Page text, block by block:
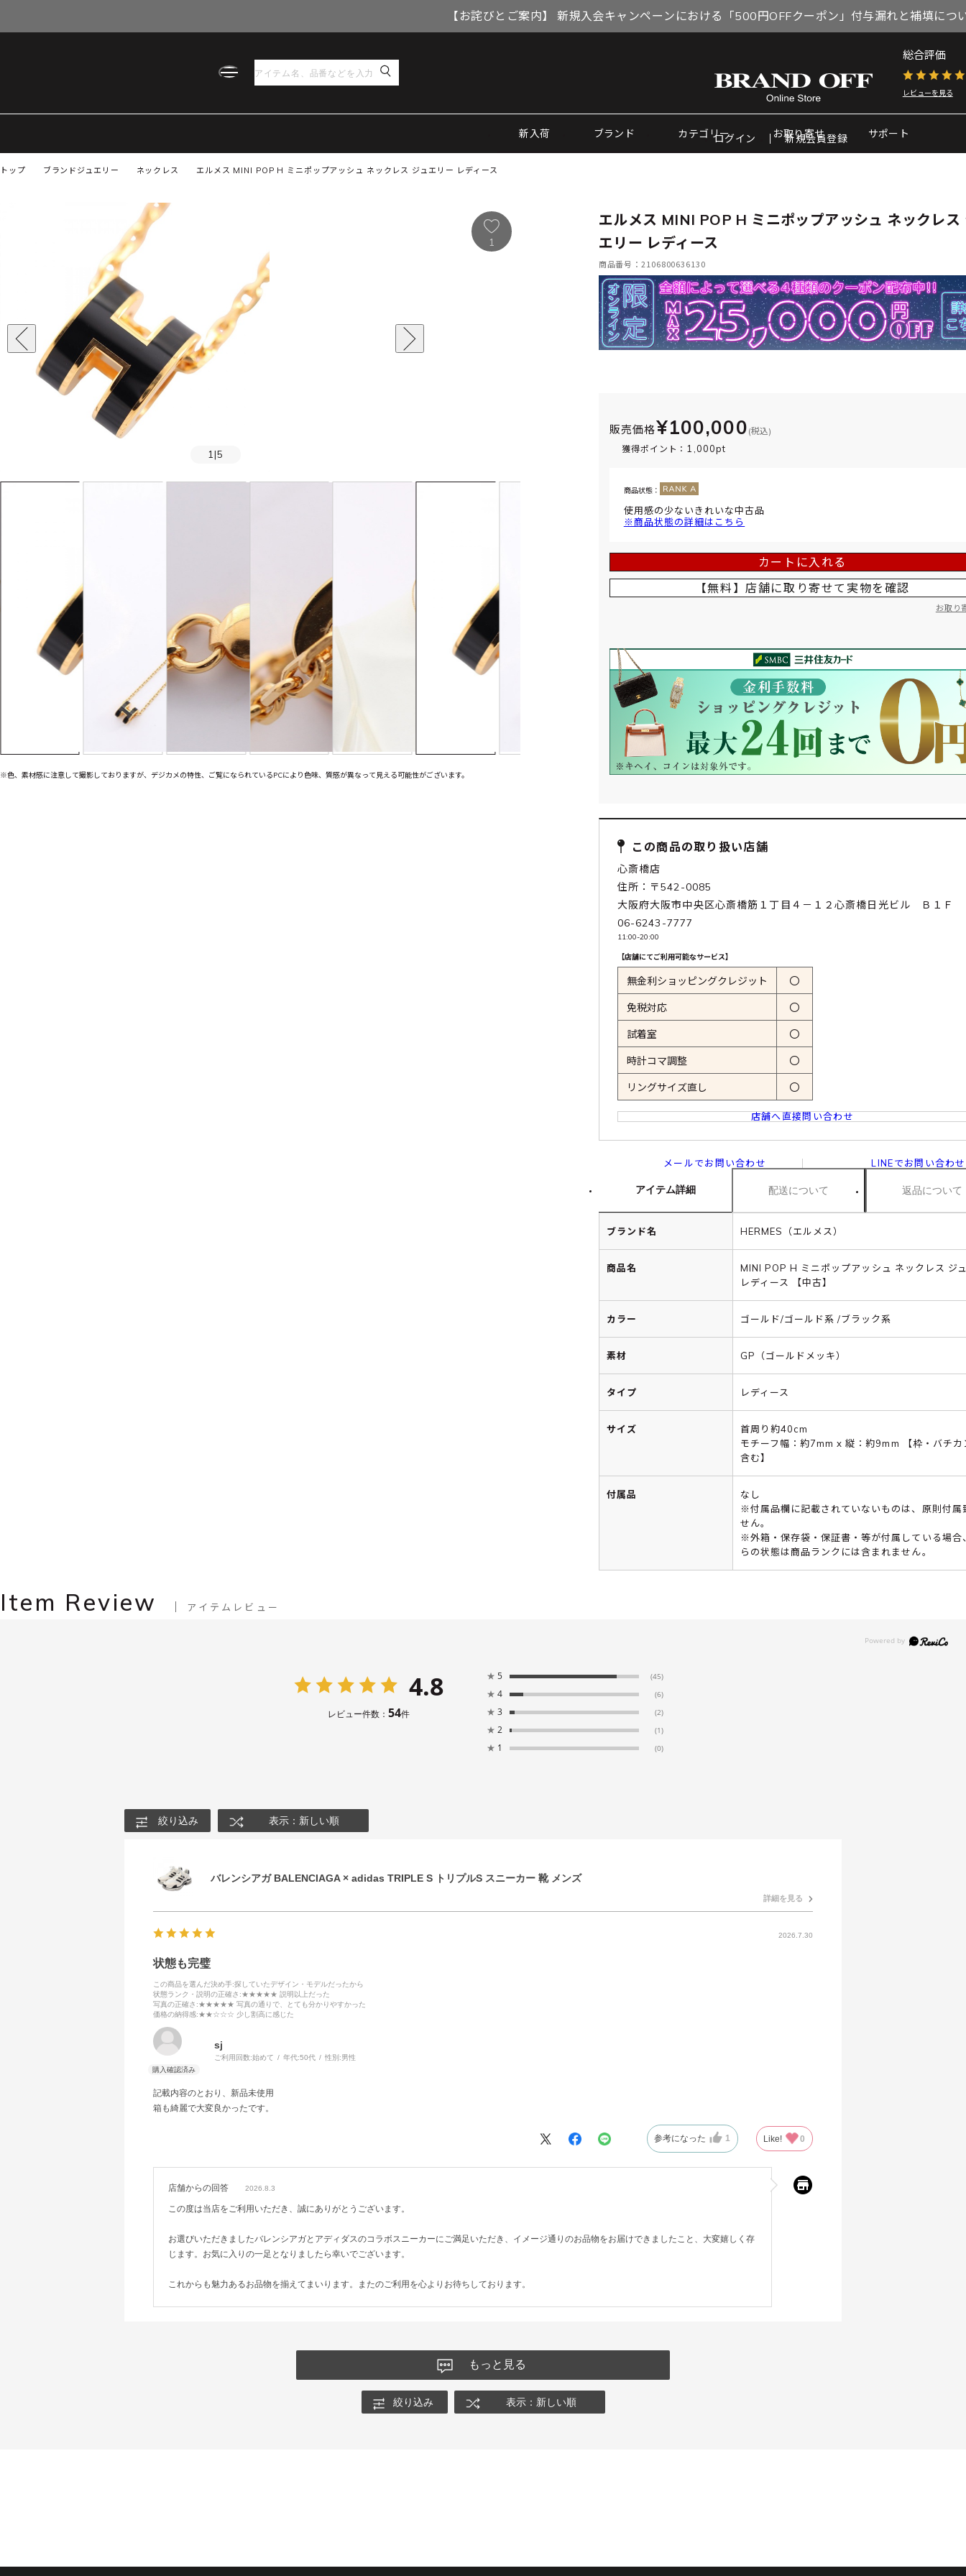
【お詫びとご案内】 新規入会キャンペーンにおける「500円OFFクーポン」付与漏れと補填につ
総合評価
レビューを見る
新入荷 ブランド カテゴリー お取り寄せ サポート
ログイン 新規会員登録
トップ エルメス MINI POP H ミニポップアッシュ ネックレス ジュエリー レディース
ブランドジュエリー ネックレス
1 |5
1
※色、素材感に注意して撮影しておりますが、デジカメの特性、ご覧になられているPCにより色味、質感が異なって見える可能性がございます。
エルメス MINI POP H ミニポップアッシュ ネックレス
エリー レディース
商品番号：2106800636130
販売価格¥100,000 (税込)
獲得ポイント： 1,000pt
商品状態：
使用感の少ないきれいな中古品
※商品状態の詳細はこちら
カートに入れる
【無料】店舗に取り寄せて 実物を確認
お取り
この商品の取り扱い店舗
心斎橋店
住所：〒542-0085
大阪府大阪市中央区心斎橋筋１丁目４－１２心斎橋日光ビル Ｂ１Ｆ
06-6243-7777
11:00-20:00
【店舗にてご利用可能なサービス】
無金利ショッピングクレジット 〇
免税対応 〇
試着室 〇
時計コマ調整 〇
リングサイズ直し 〇
店舗へ直接問い合わせ
メールでお問い合わせ LINEでお問い合わせ
アイテム詳細 配送について 返品について
ブランド名 HERMES（エルメス）
商品名
MINI POP H ミニポップアッシュ ネックレス ジ
レディース 【中古】
カラー ゴールド/ゴールド系 /ブラック系
素材 GP（ゴールドメッキ）
タイプ レディース
サイズ
首周り約40cm
モチーフ幅：約7mm x 縦：約9mm 【枠・バチカ
含む】
付属品
なし
※付属品欄に記載されていないものは、原則付属
せん。
※外箱・保存袋・保証書・等が付属している場合
らの状態は商品ランクには含まれません。
Item Review アイテムレビュー
4.8
レビュー件数： 54件
★ 5 (45)
★ 4 (6)
★ 3 (2)
★ 2 (1)
★ 1 (0)
絞り込み 表示：新しい順
バレンシアガ BALENCIAGA × adidas TRIPLE S トリプルS スニーカー 靴 メンズ
詳細を見る
2026.7.30
状態も完璧
この商品を選んだ決め手:探していたデザイン・モデルだったから
状態ランク・説明の正確さ :★★★★★ 説明以上だった
写真の正確さ :★★★★★ 写真の通りで、とても分かりやすかった
価格の納得感:★★☆☆☆ 少し割高に感じた
sj
ご利用回数:始めて 年代:50代 性別:男性
記載内容のとおり、新品未使用
箱も綺麗で大変良かったです。
参考になった 1 Like! 0
店舗からの回答 2026.8.3
この度は当店をご利用いただき、誠にありがとうございます。
お選びいただきましたバレンシアガとアディダスのコラボスニーカーにご満足いただき、イメージ通りのお品物をお届けできましたこと、大変嬉しく存
じます。お気に入りの一足となりましたら幸いでございます。
これからも魅力あるお品物を揃えてまいります。またのご利用を心よりお待ちしております。
もっと見る
絞り込み 表示：新しい順